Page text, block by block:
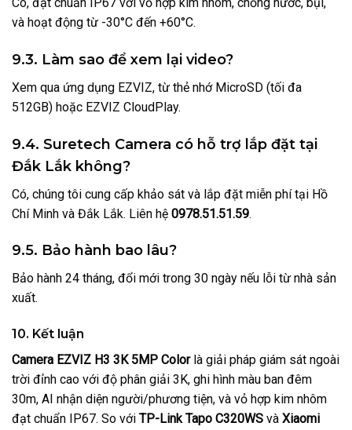
và hoạt động từ -30°C đến +60°C.
9.3. Làm sao để xem lại video?
Xem qua ứng dụng EZVIZ, từ thẻ nhớ MicroSD (tối đa
512GB) hoặc EZVIZ CloudPlay.
9.4. Suretech Camera có hỗ trợ lắp đặt tại
Đắk Lắk không?
Có, chúng tôi cung cấp khảo sát và lắp đặt miễn phí tại Hồ
Chí Minh và Đắk Lắk. Liên hệ 0978.51.51.59.
9.5. Bảo hành bao lâu?
Bảo hành 24 tháng, đổi mới trong 30 ngày nếu lỗi từ nhà sản
xuất.
10. Kết luận
Camera EZVIZ H3 3K 5MP Colorlà giải pháp giám sát ngoài
trời đỉnh cao với độ phân giải 3K, ghi hình màu ban đêm
30m, AI nhận diện người/phương tiện, và vỏ hợp kim nhôm
đạt chuẩn IP67. So với TP-Link Tapo C320WS và Xiaomi